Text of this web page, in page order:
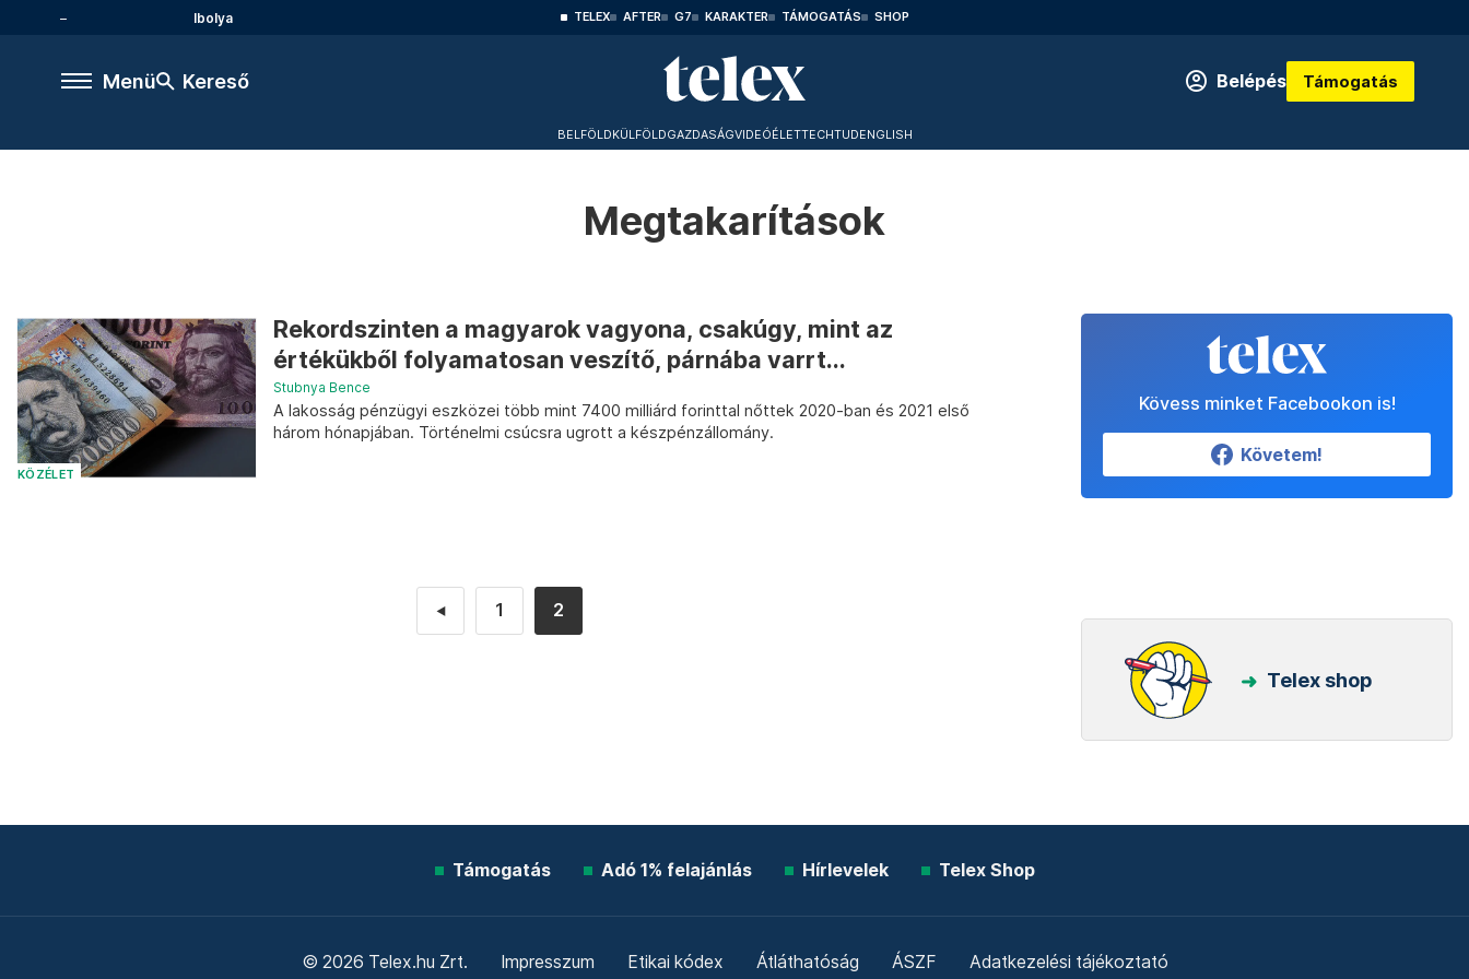
Ibolya TELEX AFTER G7 KARAKTER TÁMOGATÁS SHOP
Menü Kereső Belépés Támogatás
BELFÖLDKÜLFÖLDGAZDASÁGVIDEÓÉLETTECHTUDENGLISH
Megtakarítások
KÖZÉLET
Rekordszinten a magyarok vagyona, csakúgy, mint az
értékükből folyamatosan veszítő, párnába varrt...
Stubnya Bence
A lakosság pénzügyi eszközei több mint 7400 milliárd forinttal nőttek 2020-ban és 2021 első
három hónapjában. Történelmi csúcsra ugrott a készpénzállomány.
◄ 1 2
Kövess minket Facebookon is!
Követem!
Telex shop
Támogatás Adó 1% felajánlás Hírlevelek Telex Shop
© 2026 Telex.hu Zrt. Impresszum Etikai kódex Átláthatóság ÁSZF Adatkezelési tájékoztató